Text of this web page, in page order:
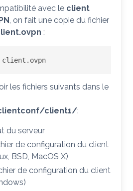
avec le client
, on fait une copie du fichier
:
les fichiers suivants dans le
client1/:
du serveur
de configuration du client
BSD, MacOS X)
de configuration du client